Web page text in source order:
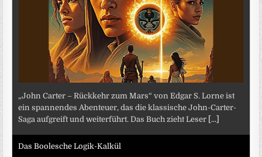
„John Carter – Rückkehr zum Mars“ von Edgar S. Lorne ist
ein spannendes Abenteuer, das die klassische John-Carter-
Saga aufgreift und weiterführt. Das Buch zieht Leser [...]
Das Boolesche Logik-Kalkül